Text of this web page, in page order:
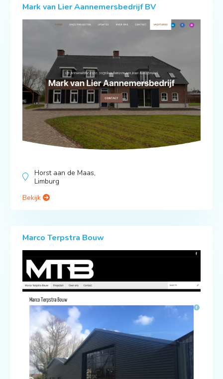
Mark van Lier Aannemersbedrijf BV
Horst aan de Maas,
Limburg
Bekijk
Marco Terpstra Bouw